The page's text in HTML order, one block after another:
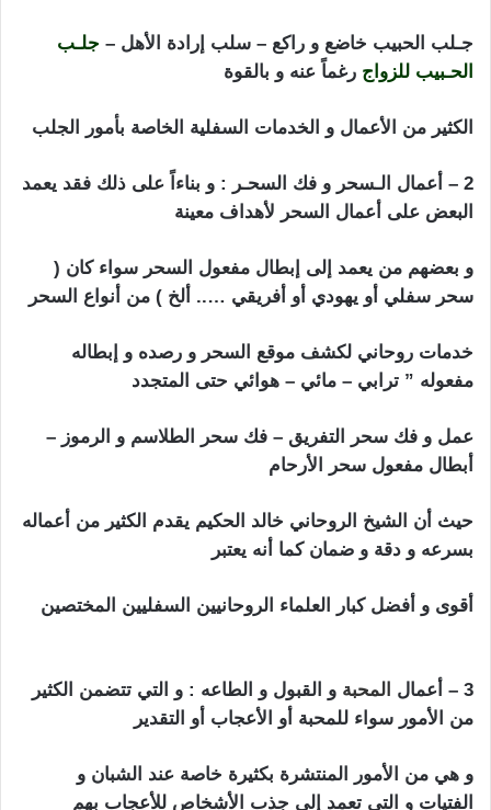
جـلب الحبيب خاضع و راكع – سلب إرادة الأهل – جلـب
الحـبيب للزواج رغماً عنه و بالقوة
الكثير من الأعمال و الخدمات السفلية الخاصة بأمور الجلب
2 – أعمال الـسحر و فك السحـر : و بناءاً على ذلك فقد يعمد
البعض على أعمال السحر لأهداف معينة
و بعضهم من يعمد إلى إبطال مفعول السحر سواء كان (
سحر سفلي أو يهودي أو أفريقي ….. ألخ ) من أنواع السحر
خدمات روحاني لكشف موقع السحر و رصده و إبطاله
مفعوله ” ترابي – مائي – هوائي حتى المتجدد
عمل و فك سحر التفريق – فك سحر الطلاسم و الرموز –
أبطال مفعول سحر الأرحام
حيث أن الشيخ الروحاني خالد الحكيم يقدم الكثير من أعماله
بسرعه و دقة و ضمان كما أنه يعتبر
أقوى و أفضل كبار العلماء الروحانيين السفليين المختصين
3 – أعمال المحبة و القبول و الطاعه : و التي تتضمن الكثير
من الأمور سواء للمحبة أو الأعجاب أو التقدير
و هي من الأمور المنتشرة بكثيرة خاصة عند الشبان و
الفتيات و التي تعمد إلى جذب الأشخاص للأعجاب بهم